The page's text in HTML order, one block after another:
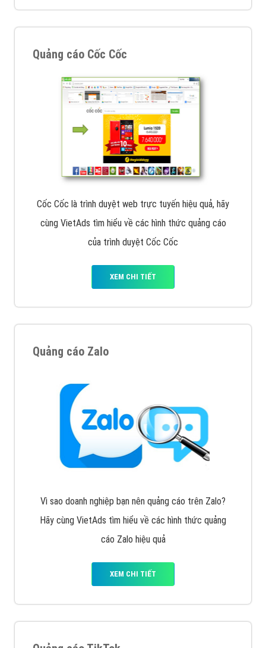
Tìm công ty thiết kế website uy tín, chuyên nghiệp tại
Hà Nội là rất khó cho khách hàng. VietAds xin giới
thiệu công ty thiết kế Viet
XEM CHI TIẾT
Quảng cáo Cốc Cốc
Cốc Cốc là trình duyệt web trực tuyến hiệu quả, hãy
cùng VietAds tìm hiểu về các hình thức quảng cáo
của trình duyệt Cốc Cốc
Quảng cáo Zalo
Vì sao doanh nghiệp bạn nên quảng cáo trên Zalo?
Hãy cùng VietAds tìm hiểu về các hình thức quảng
cáo Zalo hiệu quả